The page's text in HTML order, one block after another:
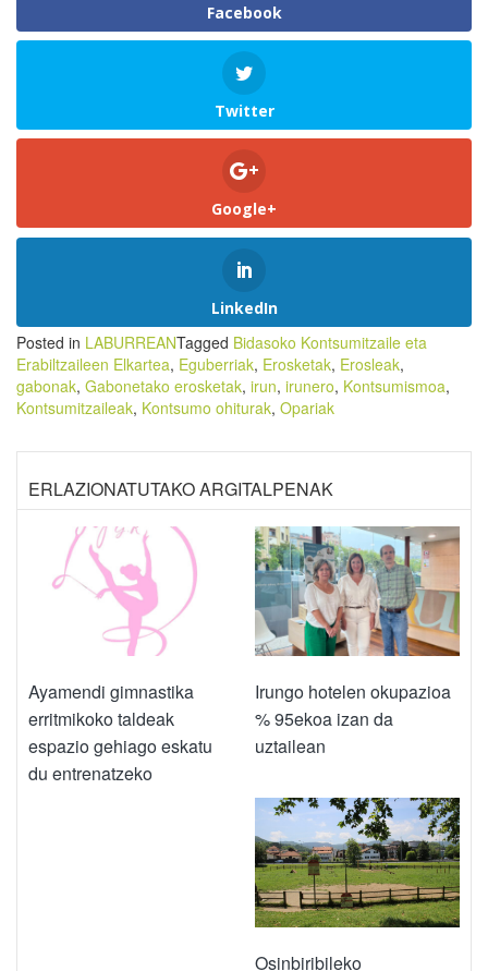
Facebook
Twitter
Google+
LinkedIn
Posted in LABURREANTagged Bidasoko Kontsumitzaile eta
Erabiltzaileen Elkartea, Eguberriak, Erosketak, Erosleak,
gabonak, Gabonetako erosketak, irun, irunero, Kontsumismoa,
Kontsumitzaileak, Kontsumo ohiturak, Opariak
ERLAZIONATUTAKO ARGITALPENAK
Ayamendi gimnastika
erritmikoko taldeak
espazio gehiago eskatu
du entrenatzeko
Irungo hotelen okupazioa
% 95ekoa izan da
uztailean
Osinbiribileko